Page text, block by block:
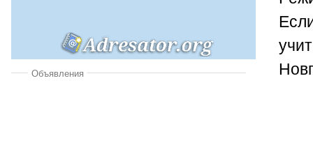
Объявления